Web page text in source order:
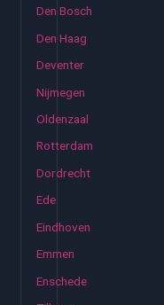
Den Bosch
Den Haag
Deventer
Nijmegen
Oldenzaal
Rotterdam
Dordrecht
Ede
Eindhoven
Emmen
Enschede